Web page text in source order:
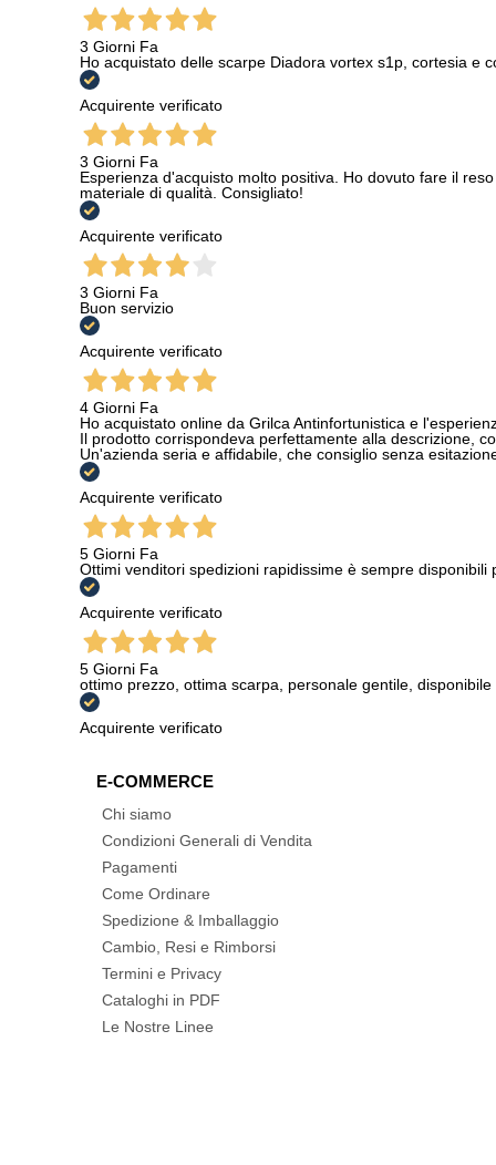
3 Giorni Fa
Ho acquistato delle scarpe Diadora vortex s1p, cortesia e
Acquirente verificato
3 Giorni Fa
Esperienza d'acquisto molto positiva. Ho dovuto fare il
materiale di qualità. Consigliato!
Acquirente verificato
3 Giorni Fa
Buon servizio
Acquirente verificato
4 Giorni Fa
Ho acquistato online da Grilca Antinfortunistica e
Il prodotto corrispondeva perfettamente alla descrizione,
Un'azienda seria e affidabile, che consiglio senza
Acquirente verificato
5 Giorni Fa
Ottimi venditori spedizioni rapidissime è sempre
Acquirente verificato
5 Giorni Fa
ottimo prezzo, ottima scarpa, personale gentile,
Acquirente verificato
E-COMMERCE
Chi siamo
Condizioni Generali di Vendita
Pagamenti
Come Ordinare
Spedizione & Imballaggio
Cambio, Resi e Rimborsi
Termini e Privacy
Cataloghi in PDF
Le Nostre Linee